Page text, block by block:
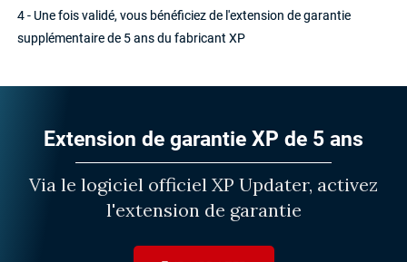
4 - Une fois validé, vous bénéficiez de l'extension de garantie
supplémentaire de 5 ans du fabricant XP
Extension de garantie XP de 5 ans
Via le logiciel officiel XP Updater, activez
l'extension de garantie